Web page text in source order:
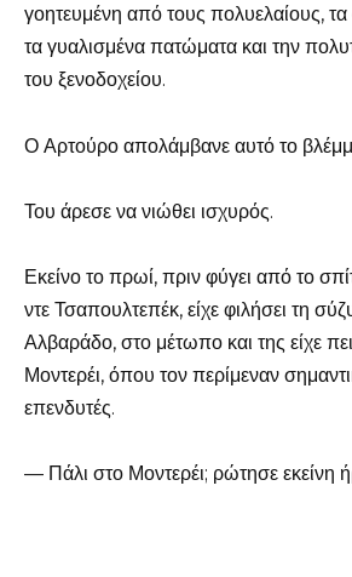
γοητευμένη από τους πολυελαίους,
τα γυαλισμένα πατώματα και την
του ξενοδοχείου.
Ο Αρτούρο απολάμβανε αυτό το
Του άρεσε να νιώθει ισχυρός.
Εκείνο το πρωί, πριν φύγει από το
ντε Τσαπουλτεπέκ, είχε φιλήσει τη
Αλβαράδο, στο μέτωπο και της είχε
Μοντερέι, όπου τον περίμεναν
επενδυτές.
— Πάλι στο Μοντερέι; ρώτησε εκείνη